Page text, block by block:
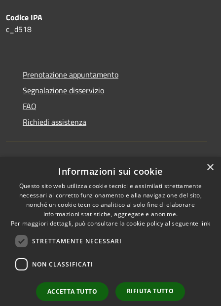
Codice IPA
c_d518
Prenotazione appuntamento
Segnalazione disservizio
FAQ
Richiedi assistenza
Amministrazione trasparente
Informativa privacy
Note legali
Dichiarazione di accessibilità
RSS
Municipium•
Accesso
redazione
×
Informazioni sui cookie
Questo sito web utilizza cookie tecnici e assimilati strettamente
necessari al corretto funzionamento e alla navigazione del sito,
nonché un cookie tecnico analitico al solo fine di elaborare
informazioni statistiche, aggregate e anonime.
Per maggiori dettagli, può consultare la cookie policy al seguente link
STRETTAMENTE NECESSARI
NON CLASSIFICATI
ACCETTA TUTTO RIFIUTA TUTTO